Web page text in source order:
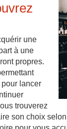
une
à une
propres.
lancer
trouverez
son choix